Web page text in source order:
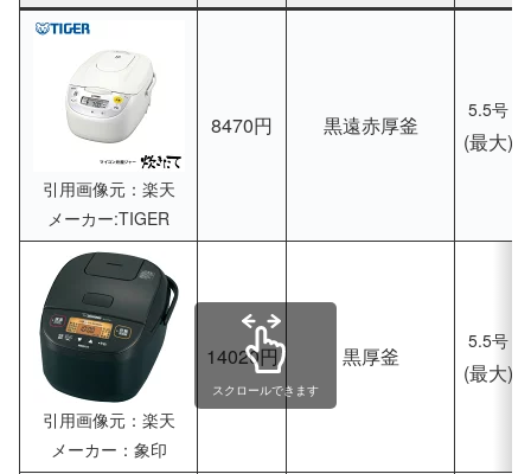
引用画像元：楽天
メーカー:TIGER
8470円 黒遠赤厚釜
5.5号
(最大)
引用画像元：楽天
メーカー：象印
14020円 黒厚釜
5.5号
(最大)
スクロールできます